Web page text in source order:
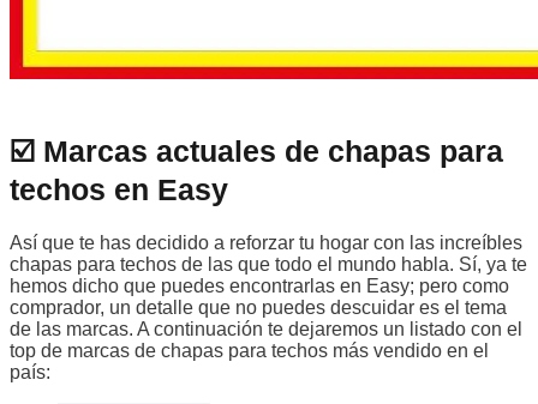
☑️ Marcas actuales de chapas para
techos en Easy
Así que te has decidido a reforzar tu hogar con las increíbles
chapas para techos de las que todo el mundo habla. Sí, ya te
hemos dicho que puedes encontrarlas en Easy; pero como
comprador, un detalle que no puedes descuidar es el tema
de las marcas. A continuación te dejaremos un listado con el
top de marcas de chapas para techos más vendido en el
país: